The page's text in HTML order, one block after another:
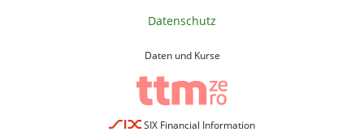
Datenschutz
Daten und Kurse
SIX Financial Information